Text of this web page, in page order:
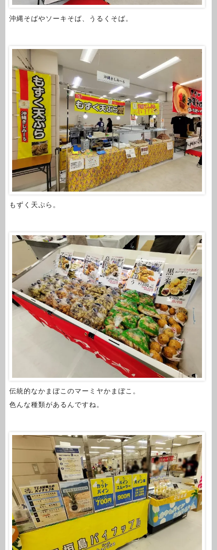
沖縄そばやソーキそば、うるくそば。
もずく天ぷら。
伝統的なかまぼこのマーミヤかまぼこ。
色んな種類があるんですね。